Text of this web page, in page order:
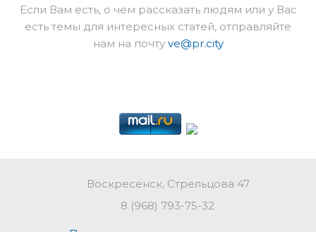
Если Вам есть, о чем рассказать людям или у Вас
есть темы для интересных статей, отправляйте
нам на почту ve@pr.city
Воскресенск, Стрельцова 47
8 (968) 793-75-32